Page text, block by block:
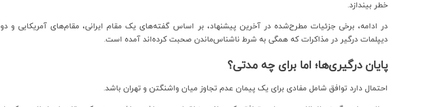
خطر بیندازد.
در ادامه، برخی جزئیات مطرح‌شده در آخرین پیشنهاد، بر اساس گفته‌های یک مقام ایرانی، مقام‌های آمریکایی و دو
دیپلمات درگیر در مذاکرات که همگی به شرط ناشناس‌ماندن صحبت کرده‌اند آمده است.
پایان درگیری‌ها؛ اما برای چه مدتی؟
احتمال دارد توافق شامل مفادی برای یک پیمان عدم تجاوز میان واشنگتن و تهران باشد.